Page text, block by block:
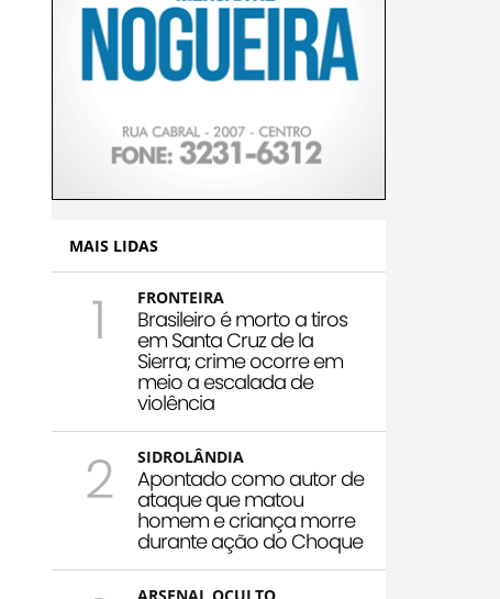
MAIS LIDAS
1 FRONTEIRA
Brasileiro é morto a tiros
em Santa Cruz de la
Sierra; crime ocorre em
meio a escalada de
violência
2 SIDROLÂNDIA
Apontado como autor de
ataque que matou
homem e criança morre
durante ação do Choque